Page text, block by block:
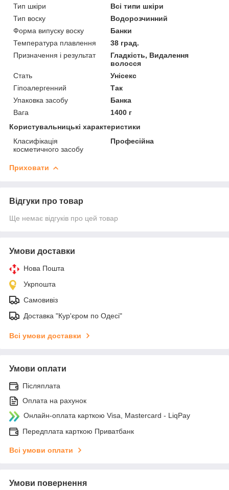
Тип шкіри
Всі типи шкіри
Тип воску
Водорозчинний
Форма випуску воску
Банки
Температура плавлення
38 град.
Призначення і результат
Гладкість, Видалення
волосся
Стать
Унісекс
Гіпоалергенний
Так
Упаковка засобу
Банка
Вага
1400 г
Користувальницькі характеристики
Класифікація
косметичного засобу
Професійна
Приховати
Відгуки про товар
Ще немає відгуків про цей товар
Умови доставки
Нова Пошта
Укрпошта
Самовивіз
Доставка "Кур'єром по Одесі"
Всі умови доставки
Умови оплати
Післяплата
Оплата на рахунок
Онлайн-оплата карткою Visa, Mastercard - LiqPay
Передплата карткою Приватбанк
Всі умови оплати
Умови повернення